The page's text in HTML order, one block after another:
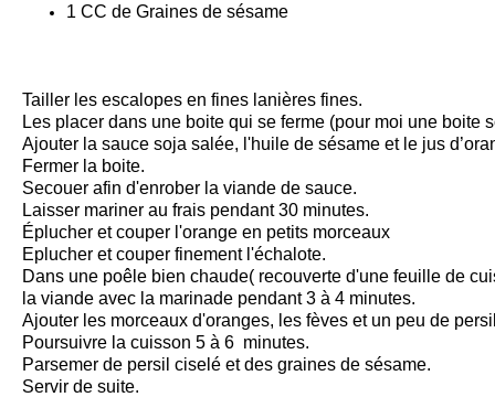
1 CC de Graines de sésame
Tailler les escalopes en fines lanières fines.
Les placer dans une boite qui se ferme (pour moi une boite
Ajouter la sauce soja salée, l'huile de sésame et le jus
Fermer la boite.
Secouer afin d'enrober la viande de sauce.
Laisser mariner au frais pendant 30 minutes.
Éplucher et couper l'orange en petits morceaux
Eplucher et couper finement l'échalote.
Dans une poêle bien chaude( recouverte d'une feuille de
la viande avec la marinade pendant 3 à 4 minutes.
Ajouter les morceaux d'oranges, les fèves et un peu de
Poursuivre la cuisson 5 à 6 minutes.
Parsemer de persil ciselé et des graines de sésame.
Servir de suite.